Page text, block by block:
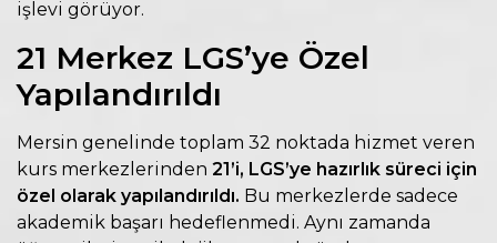
işlevi görüyor.
21 Merkez LGS’ye Özel
Yapılandırıldı
Mersin genelinde toplam 32 noktada hizmet veren
kurs merkezlerinden 21’i, LGS’ye hazırlık süreci için
özel olarak yapılandırıldı. Bu merkezlerde sadece
akademik başarı hedeflenmedi. Aynı zamanda